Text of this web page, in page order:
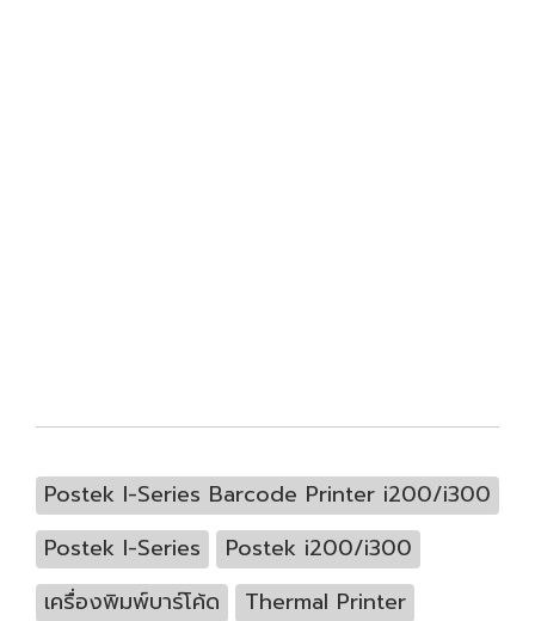
Postek I-Series Barcode Printer i200/i300
Postek I-Series
Postek i200/i300
เครื่องพิมพ์บาร์โค้ด
Thermal Printer